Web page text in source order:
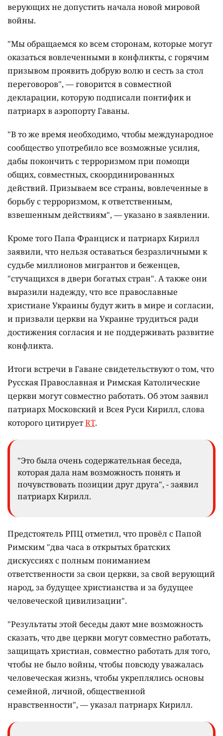
верующих не допустить начала новой мировой
войны.
"Мы обращаемся ко всем сторонам, которые могут
оказаться вовлеченными в конфликты, с горячим
призывом проявить добрую волю и сесть за стол
переговоров", — говорится в совместной
декларации, которую подписали понтифик и
патриарх в аэропорту Гаваны.
"В то же время необходимо, чтобы международное
сообщество употребило все возможные усилия,
дабы покончить с терроризмом при помощи
общих, совместных, скоординированных
действий. Призываем все страны, вовлеченные в
борьбу с терроризмом, к ответственным,
взвешенным действиям", — указано в заявлении.
Кроме того Папа Франциск и патриарх Кирилл
заявили, что нельзя оставаться безразличными к
судьбе миллионов мигрантов и беженцев,
"стучащихся в двери богатых стран". А также они
выразили надежду, что все православные
христиане Украины будут жить в мире и согласии,
и призвали церкви на Украине трудиться ради
достижения согласия и не поддерживать развитие
конфликта.
Итоги встречи в Гаване свидетельствуют о том, что
Русская Православная и Римская Католические
церкви могут совместно работать. Об этом заявил
патриарх Московский и Всея Руси Кирилл, слова
которого цитируетRT.
"Это была очень содержательная беседа,
которая дала нам возможность понять и
почувствовать позиции друг друга", - заявил
патриарх Кирилл.
Предстоятель РПЦ отметил, что провёл с Папой
Римским "два часа в открытых братских
дискуссиях с полным пониманием
ответственности за свои церкви, за свой верующий
народ, за будущее христианства и за будущее
человеческой цивилизации".
"Результаты этой беседы дают мне возможность
сказать, что две церкви могут совместно работать,
защищать христиан, совместно работать для того,
чтобы не было войны, чтобы повсюду уважалась
человеческая жизнь, чтобы укреплялись основы
семейной, личной, общественной
нравственности", — указал патриарх Кирилл.